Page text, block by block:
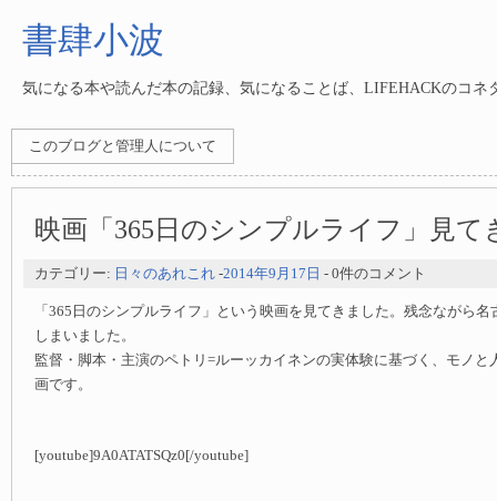
書肆小波
気になる本や読んだ本の記録、気になることば、LIFEHACKのコネ
このブログと管理人について
映画「365日のシンプルライフ」見て
カテゴリー: 日々のあれこれ -2014年9月17日 - 0件のコメント
「365日のシンプルライフ」という映画を見てきました。残念ながら
しまいました。
監督・脚本・主演のペトリ=ルーッカイネンの実体験に基づく、モノと
画です。
[youtube]9A0ATATSQz0[/youtube]